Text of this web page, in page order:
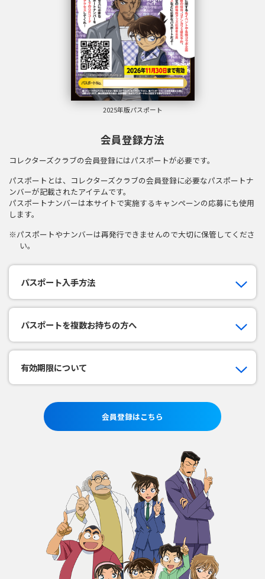
会員登録方法
コレクターズクラブの会員登録にはパスポートが必要です。
パスポートとは、コレクターズクラブの会員登録に必要なパスポートナ
ンバーが記載されたアイテムです。
パスポートナンバーは本サイトで実施するキャンペーンの応募にも使用
します。
※パスポートやナンバーは再発行できませんので大切に保管してくださ
い。
パスポート入手方法
パスポートを複数お持ちの方へ
有効期限について
会員登録はこちら
2025年版パスポート